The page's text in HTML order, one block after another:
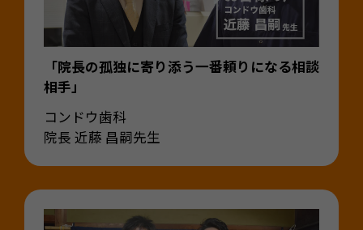
「院長の孤独に寄り添う一番頼りになる相談
相手」
コンドウ歯科
院長 近藤 昌嗣先生